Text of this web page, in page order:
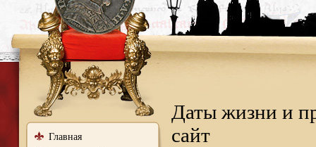
Главная
Даты жизни и
сайт